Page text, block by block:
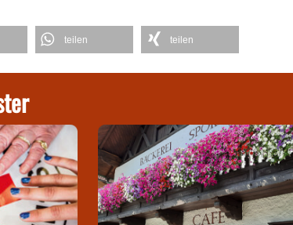
teilen teilen